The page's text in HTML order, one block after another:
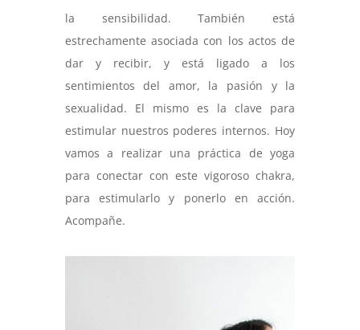
la sensibilidad. También está
estrechamente asociada con los actos de
dar y recibir, y está ligado a los
sentimientos del amor, la pasión y la
sexualidad. El mismo es la clave para
estimular nuestros poderes internos. Hoy
vamos a realizar una práctica de yoga
para conectar con este vigoroso chakra,
para estimularlo y ponerlo en acción.
Acompañe.